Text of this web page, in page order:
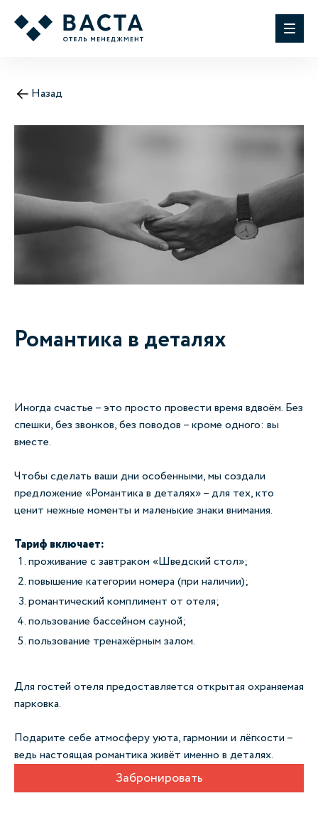
Назад
Романтика в деталях
Иногда счастье –это просто провести время вдвоём. Без
спешки, без звонков, без поводов –кроме одного: вы
вместе.
Чтобы сделать ваши дни особенными, мы создали
предложение «Романтика в деталях»–для тех, кто
ценит нежные моменты и маленькие знаки внимания.
Тариф включает:
проживание с завтраком «Шведский стол»;
повышение категории номера (при наличии);
романтический комплимент от отеля;
пользование бассейном сауной;
пользование тренажёрным залом.
Для гостей отеля предоставляется открытая охраняемая
парковка.
Подарите себе атмосферу уюта, гармонии и лёгкости –
ведь настоящая романтика живёт именно в деталях.
Забронировать